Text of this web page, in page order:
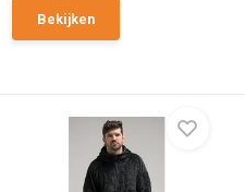
Bekijken